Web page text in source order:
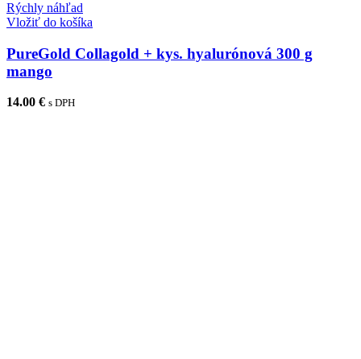
Rýchly náhľad
Vložiť do košíka
PureGold Collagold + kys. hyalurónová 300 g
mango
14.00 € s DPH